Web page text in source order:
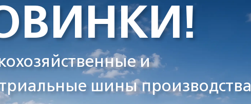
и
шины производства